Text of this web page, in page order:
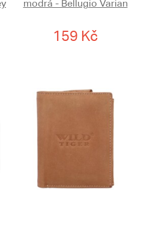
modrá - Bellugio Varian
159 Kč